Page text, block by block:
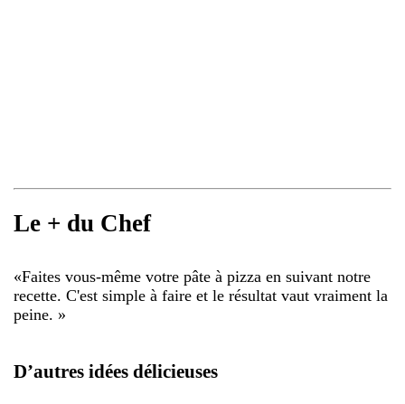
Le + du Chef
«Faites vous-même votre pâte à pizza en suivant notre
recette. C'est simple à faire et le résultat vaut vraiment la
peine. »
D’autres idées délicieuses